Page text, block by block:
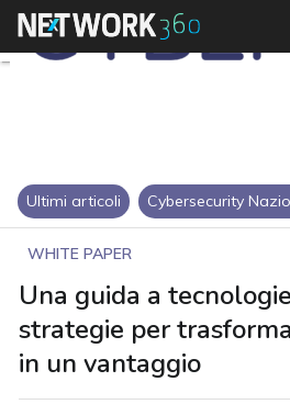
Ultimi articoli Cybersecurity
WHITE PAPER
Una guida a
strategie per
in un vantaggio